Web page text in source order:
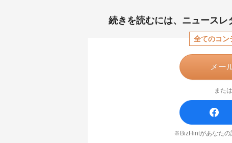
続きを読むには、 ニュースレ
全てのコン
メー
また
※BizHintがあなたの